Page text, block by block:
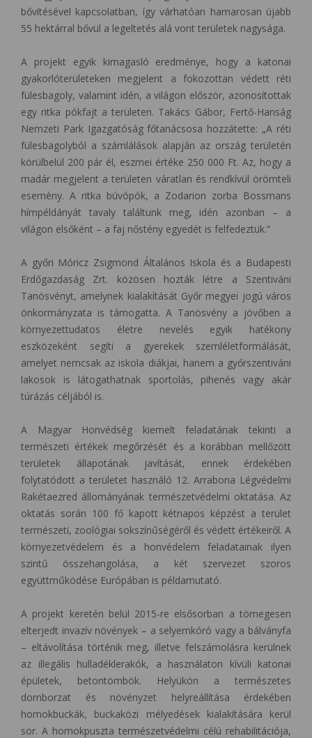
bővítésével kapcsolatban, így várhatóan hamarosan újabb
55 hektárral bővül a legeltetés alá vont területek nagysága.
A projekt egyik kimagasló eredménye, hogy a katonai
gyakorlóterületeken megjelent a fokozottan védett réti
fülesbagoly, valamint idén, a világon először, azonosítottak
egy ritka pókfajt a területen. Takács Gábor, Fertő-Hanság
Nemzeti Park Igazgatóság főtanácsosa hozzátette: „A réti
fülesbagolyból a számlálások alapján az ország területén
körülbelül 200 pár él, eszmei értéke 250 000 Ft. Az, hogy a
madár megjelent a területen váratlan és rendkívül örömteli
esemény. A ritka búvópók, a Zodarion zorba Bossmans
hímpéldányát tavaly találtunk meg, idén azonban – a
világon elsőként – a faj nőstény egyedét is felfedeztük.”
A győri Móricz Zsigmond Általános Iskola és a Budapesti
Erdőgazdaság Zrt. közösen hozták létre a Szentiváni
Tanösvényt, amelynek kialakítását Győr megyei jogú város
önkormányzata is támogatta. A Tanösvény a jövőben a
környezettudatos életre nevelés egyik hatékony
eszközeként segíti a gyerekek szemléletformálását,
amelyet nemcsak az iskola diákjai, hanem a győrszentiváni
lakosok is látogathatnak sportolás, pihenés vagy akár
túrázás céljából is.
A Magyar Honvédség kiemelt feladatának tekinti a
természeti értékek megőrzését és a korábban mellőzött
területek állapotának javítását, ennek érdekében
folytatódott a területet használó 12. Arrabona Légvédelmi
Rakétaezred állományának természetvédelmi oktatása. Az
oktatás során 100 fő kapott kétnapos képzést a terület
természeti, zoológiai sokszínűségéről és védett értékeiről. A
környezetvédelem és a honvédelem feladatainak ilyen
szintű összehangolása, a két szervezet szoros
együttműködése Európában is példamutató.
A projekt keretén belül 2015-re elsősorban a tömegesen
elterjedt invazív növények – a selyemkóró vagy a bálványfa
– eltávolítása történik meg, illetve felszámolásra kerülnek
az illegális hulladéklerakók, a használaton kívüli katonai
épületek, betontömbök. Helyükön a természetes
domborzat és növényzet helyreállítása érdekében
homokbuckák, buckaközi mélyedések kialakítására kerül
sor. A homokpuszta természetvédelmi célú rehabilitációja,